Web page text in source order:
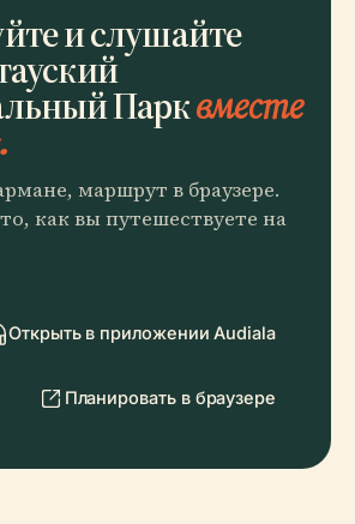
и слушайте
Парквместе
маршрут в браузере.
как вы путешествуете на
Открыть в приложении Audiala
Планировать в браузере